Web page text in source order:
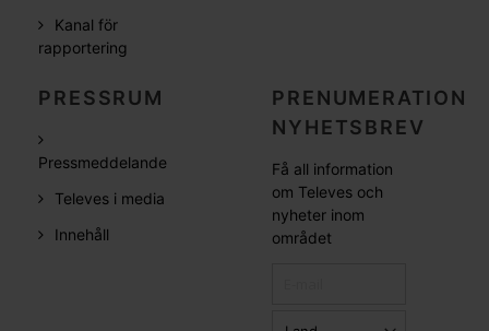
Kanal för
rapportering
PRESSRUM
Pressmeddelande
Televes i media
Innehåll
PRENUMERATION
NYHETSBREV
Få all information
om Televes och
nyheter inom
området